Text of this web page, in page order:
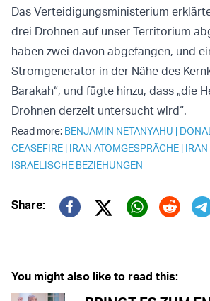
Das Verteidigungsministerium
drei Drohnen auf unser Territorium
haben zwei davon abgefangen, und
Stromgenerator in der Nähe des
Barakah“, und fügte hinzu, dass „die
Drohnen derzeit untersucht wird“.
Read more: BENJAMIN NETANYAHU |
CEASEFIRE | IRAN ATOMGESPRÄCHE | IRAN
ISRAELISCHE BEZIEHUNGEN
Share:
Twitter (X)
You might also like to read this: